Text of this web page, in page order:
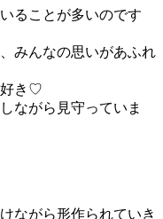
ることが多いのです
みんなの思いがあふれ
好き♡
ながら見守っていま
ながら形作られていき